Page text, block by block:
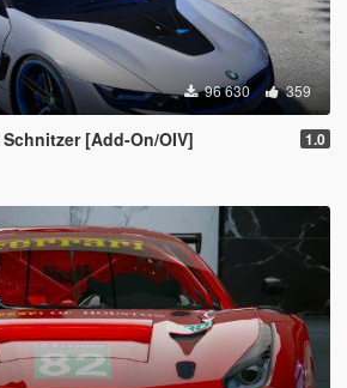
96 630 359
[Add-On/OIV] 1.0